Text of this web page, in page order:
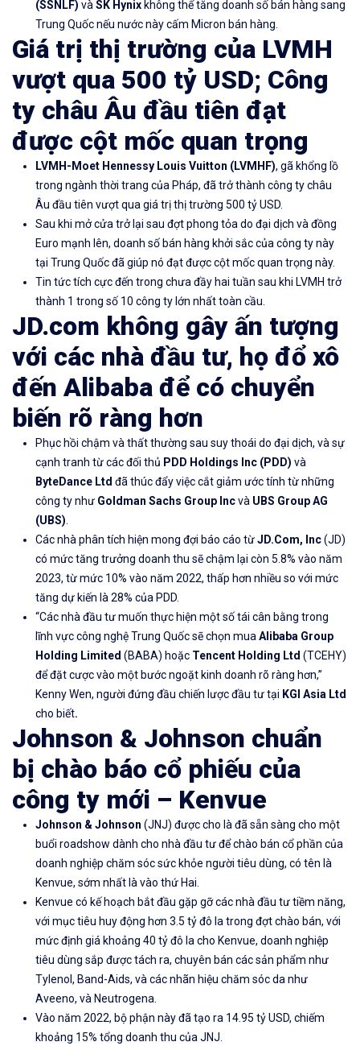
(SSNLF) vàSK Hynix không thể tăng doanh số bán hàng sang
Trung Quốc nếu nước này cấm Micron bán hàng.
Giá trị thị trường của LVMH
vượt qua 500 tỷ USD; Công
ty châu Âu đầu tiên đạt
được cột mốc quan trọng
LVMH-Moet Hennessy Louis Vuitton (LVMHF), gã khổng lồ
trong ngành thời trang của Pháp, đã trở thành công ty châu
Âu đầu tiên vượt qua giá trị thị trường 500 tỷ USD.
Sau khi mở cửa trở lại sau đợt phong tỏa do đại dịch và đồng
Euro mạnh lên, doanh số bán hàng khởi sắc của công ty này
tại Trung Quốc đã giúp nó đạt được cột mốc quan trọng này.
Tin tức tích cực đến trong chưa đầy hai tuần sau khi LVMH trở
thành 1 trong số 10 công ty lớn nhất toàn cầu.
JD.com không gây ấn tượng
với các nhà đầu tư, họ đổ xô
đến Alibaba để có chuyển
biến rõ ràng hơn
Phục hồi chậm và thất thường sau suy thoái do đại dịch, và sự
cạnh tranh từ các đối thủ PDD Holdings Inc (PDD) và
ByteDance Ltd đã thúc đẩy việc cắt giảm ước tính từ những
công ty như Goldman Sachs Group Incvà UBS Group AG
(UBS).
Các nhà phân tích hiện mong đợi báo cáo từJD.Com, Inc(JD)
có mức tăng trưởng doanh thu sẽ chậm lại còn 5.8% vào năm
2023, từ mức 10% vào năm 2022, thấp hơn nhiều so với mức
tăng dự kiến ​​là 28% của PDD.
“Các nhà đầu tư muốn thực hiện một số tái cân bằng trong
lĩnh vực công nghệ Trung Quốc sẽ chọn muaAlibaba Group
Holding Limited (BABA) hoặc Tencent Holding Ltd (TCEHY)
để đặt cược vào một bước ngoặt kinh doanh rõ ràng hơn,”
Kenny Wen, người đứng đầu chiến lược đầu tư tại KGI Asia Ltd
cho biết.
Johnson & Johnson chuẩn
bị chào báo cổ phiếu của
công ty mới – Kenvue
Johnson & Johnson (JNJ) được cho là đã sẵn sàng cho một
buổi roadshow dành cho nhà đầu tư để chào bán cổ phần của
doanh nghiệp chăm sóc sức khỏe người tiêu dùng, có tên là
Kenvue, sớm nhất là vào thứ Hai.
Kenvue có kế hoạch bắt đầu gặp gỡ các nhà đầu tư tiềm năng,
với mục tiêu huy động hơn 3.5 tỷ đô la trong đợt chào bán, với
mức định giá khoảng 40 tỷ đô la cho Kenvue, doanh nghiệp
tiêu dùng sắp được tách ra, chuyên bán các sản phẩm như
Tylenol, Band-Aids, và các nhãn hiệu chăm sóc da như
Aveeno, và Neutrogena.
Vào năm 2022, bộ phận này đã tạo ra 14.95 tỷ USD, chiếm
khoảng 15% tổng doanh thu của JNJ.